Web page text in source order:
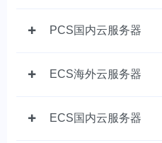
PCS国内云服务器
ECS海外云服务器
ECS国内云服务器